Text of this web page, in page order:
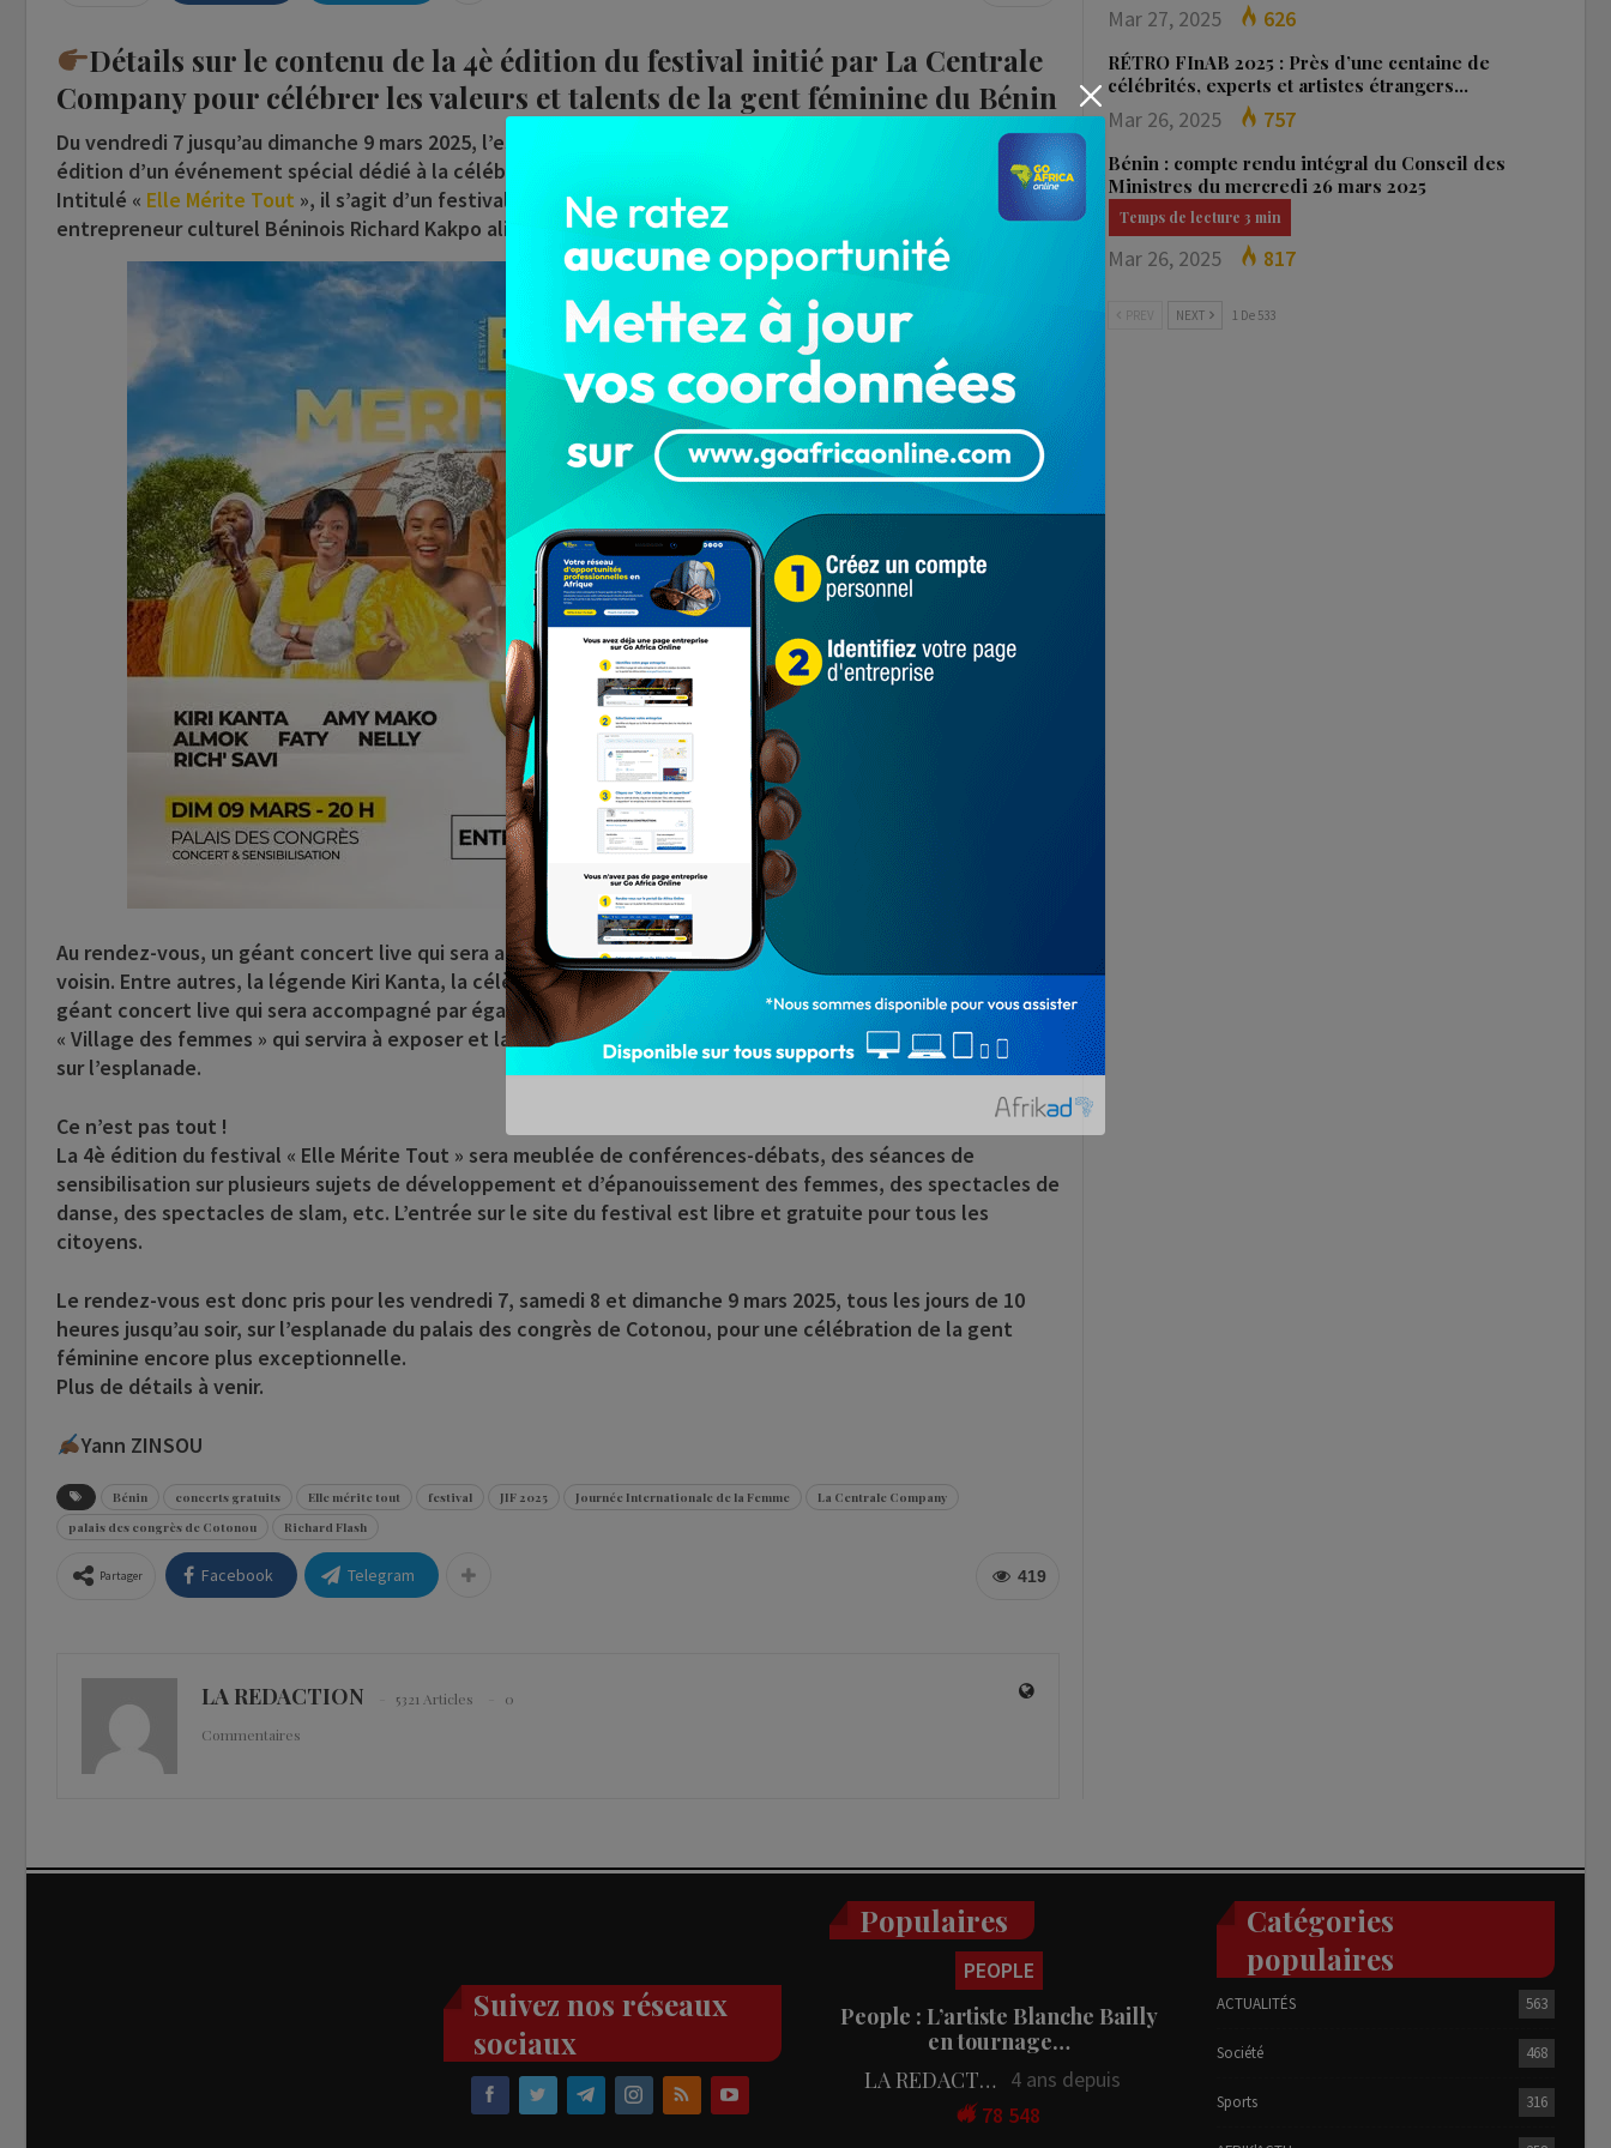
Détails sur le contenu de la 4è édition du festival initié par La Centrale
Company pour célébrer les valeurs et talents de la gent féminine du Bénin
Du vendredi 7 jusqu’au dimanche 9 mars 2025, l’esplanade du palais des congrès de Cotonou accueille la 4è
édition d’un événement spécial dédié à la célébration des valeurs et talents des femmes béninoises.
Intitulé « Elle Mérite Tout », il s’agit d’un festival organisé parLa Centrale Company
fondée par l’artiste et
entrepreneur culturel Béninois Richard Kakpo alias
Richard Flash.
Au rendez-vous, un géant concert live qui sera animé par plusieurs femmes artistes du Bénin et du Togo
voisin. Entre autres, la légende Kiri Kanta, la célèbreAlmok,Faty,Nelly, Amy Mako,Rich’ Savi. Avant ce
géant concert live qui sera accompagné par également un orchestre entièrement composé de femmes, un
« Village des femmes » qui servira à exposer et la vente des produits réalisés par des femmes, sera installé
sur l’esplanade.
Ce n’est pas tout !
La 4è édition du festival « Elle Mérite Tout » sera meublée de conférences-débats, des séances de
sensibilisation sur plusieurs sujets de développement et d’épanouissement des femmes, des spectacles de
danse, des spectacles de slam, etc. L’entrée sur le site du festival est libre et gratuite pour tous les
citoyens.
Le rendez-vous est donc pris pour les vendredi 7, samedi 8 et dimanche 9 mars 2025, tous les jours de 10
heures jusqu’au soir, sur l’esplanade du palais des congrès de Cotonou, pour une célébration de la gent
féminine encore plus exceptionnelle.
Plus de détails à venir.
Yann ZINSOU
Bénin concerts gratuits Elle mérite tout festival JIF 2025 Journée Internationale de la Femme
La Centrale Company
palais des congrès de Cotonou
Richard Flash
419
Partager Facebook Telegram
LA REDACTION 5321 Articles
0
Commentaires
Mar 27, 2025 626
RÉTRO FInAB 2025 : Près d’une centaine de
célébrités, experts et artistes étrangers…
Mar 26, 2025 757
Bénin : compte rendu intégral du Conseil des
Ministres du mercredi 26 mars 2025
Mar 26, 2025 817
NEXT 1 De 533
Suivez nos réseaux
sociaux
Populaires
PEOPLE
People : L’artiste Blanche Bailly
en tournage…
LA REDACTION
4 ans depuis
78 548
Catégories
populaires
ACTUALITÉS 563
Société 468
Sports 316